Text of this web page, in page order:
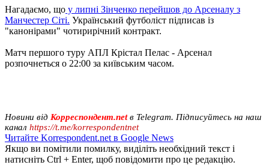
Нагадаємо, що у липні Зінченко перейшов до Арсеналу з
Манчестер Сіті. Український футболіст підписав із
"канонірами" чотирирічний контракт.
Матч першого туру АПЛ Крістал Пелас - Арсенал
розпочнеться о 22:00 за київським часом.
Новини від Корреспондент.netв Telegram. Підписуйтесь на наш
канал https://t.me/korrespondentnet
Читайте Korrespondent.net в Google News
Якщо ви помітили помилку, виділіть необхідний текст і
натисніть Ctrl + Enter, щоб повідомити про це редакцію.